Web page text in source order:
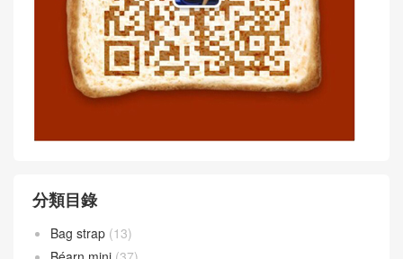
分類目錄
Bag strap (13)